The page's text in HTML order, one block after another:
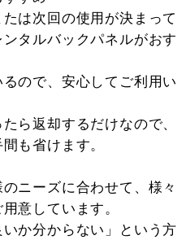
は次回の使用が決まって
タルバックパネルがおす
ので、安心してご利用い
ら返却するだけなので、
も省けます。
ニーズに合わせて、様々
意しています。
いか分からない」という方